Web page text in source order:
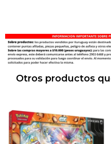
Otros productos